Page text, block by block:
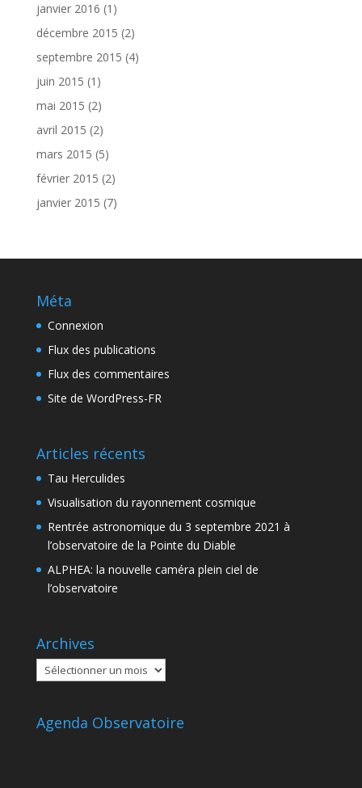
janvier 2016 (1)
décembre 2015 (2)
septembre 2015 (4)
juin 2015 (1)
mai 2015 (2)
avril 2015 (2)
mars 2015 (5)
février 2015 (2)
janvier 2015 (7)
Méta
Connexion
Flux des publications
Flux des commentaires
Site de WordPress-FR
Articles récents
Tau Herculides
Visualisation du rayonnement cosmique
Rentrée astronomique du 3 septembre 2021 à
l’observatoire de la Pointe du Diable
ALPHEA: la nouvelle caméra plein ciel de
l’observatoire
Archives
Archives
Agenda Observatoire